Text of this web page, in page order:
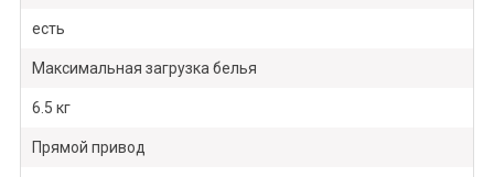
есть
Максимальная загрузка белья
6.5 кг
Прямой привод